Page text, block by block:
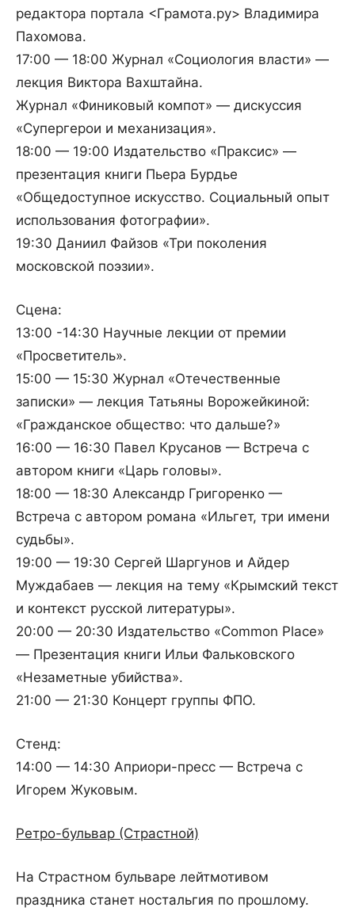
редактора портала <Грамота.ру> Владимира
Пахомова.
17:00 — 18:00 Журнал «Социология власти» —
лекция Виктора Вахштайна.
Журнал «Финиковый компот» — дискуссия
«Супергерои и механизация».
18:00 — 19:00 Издательство «Праксис» —
презентация книги Пьера Бурдье
«Общедоступное искусство. Социальный опыт
использования фотографии».
19:30 Даниил Файзов «Три поколения
московской поэзии».
Сцена:
13:00 -14:30 Научные лекции от премии
«Просветитель».
15:00 — 15:30 Журнал «Отечественные
записки» — лекция Татьяны Ворожейкиной:
«Гражданское общество: что дальше?»
16:00 — 16:30 Павел Крусанов — Встреча с
автором книги «Царь головы».
18:00 — 18:30 Александр Григоренко —
Встреча с автором романа «Ильгет, три имени
судьбы».
19:00 — 19:30 Сергей Шаргунов и Айдер
Муждабаев — лекция на тему «Крымский текст
и контекст русской литературы».
20:00 — 20:30 Издательство «Common Place»
— Презентация книги Ильи Фальковского
«Незаметные убийства».
21:00 — 21:30 Концерт группы ФПО.
Стенд:
14:00 — 14:30 Априори-пресс — Встреча с
Игорем Жуковым.
Ретро-бульвар (Страстной)
На Страстном бульваре лейтмотивом
праздника станет ностальгия по прошлому.